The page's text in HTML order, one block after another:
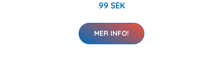
99 SEK
MER INFO!